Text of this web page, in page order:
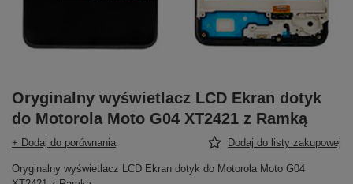
Oryginalny wyświetlacz LCD Ekran dotyk
do Motorola Moto G04 XT2421 z Ramką
+ Dodaj do porównania Dodaj do listy zakupowej
Oryginalny wyświetlacz LCD Ekran dotyk do Motorola Moto G04